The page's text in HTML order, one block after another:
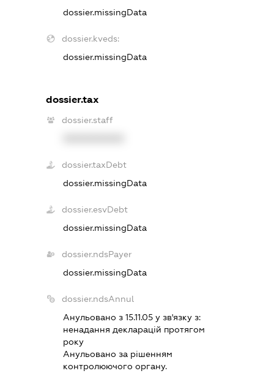
dossier.missingData
dossier.kveds:
dossier.missingData
dossier.tax
dossier.staff
dossier.taxDebt
dossier.missingData
dossier.esvDebt
dossier.missingData
dossier.ndsPayer
dossier.missingData
dossier.ndsAnnul
Анульовано з 15.11.05 у зв'язку з:
ненадання декларацiй протягом
року
Анульовано за рiшенням
контролюючого органу.